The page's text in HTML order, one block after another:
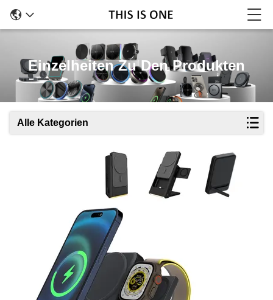
Einzelheiten Zu Den Produkten
Alle Kategorien